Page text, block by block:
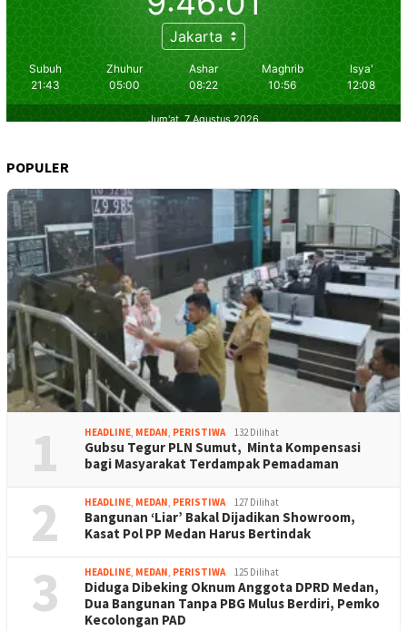
POPULER
1 HEADLINE, MEDAN, PERISTIWA 132 Dilihat
Gubsu Tegur PLN Sumut, Minta Kompensasi
bagi Masyarakat Terdampak Pemadaman
2 HEADLINE, MEDAN, PERISTIWA 127 Dilihat
Bangunan ‘Liar’ Bakal Dijadikan Showroom,
Kasat Pol PP Medan Harus Bertindak
3 HEADLINE, MEDAN, PERISTIWA 125 Dilihat
Diduga Dibeking Oknum Anggota DPRD Medan,
Dua Bangunan Tanpa PBG Mulus Berdiri, Pemko
Kecolongan PAD